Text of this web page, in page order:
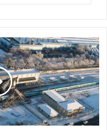
وزير
النقل
التركي
يكشف
عن
أعداد
الضحايا
في
حادث